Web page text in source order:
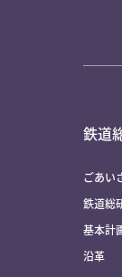
鉄道
ごあい
鉄道総
基本計
沿革